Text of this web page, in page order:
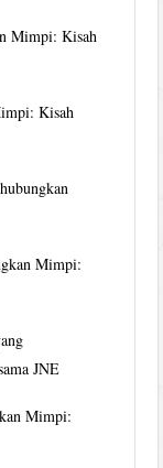
Mimpi: Kisah
Kisah
Mimpi:
JNE
Mimpi: